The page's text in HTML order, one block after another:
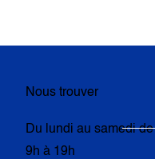
Nous trouver
Du lundi au samedi de
9h à 19h